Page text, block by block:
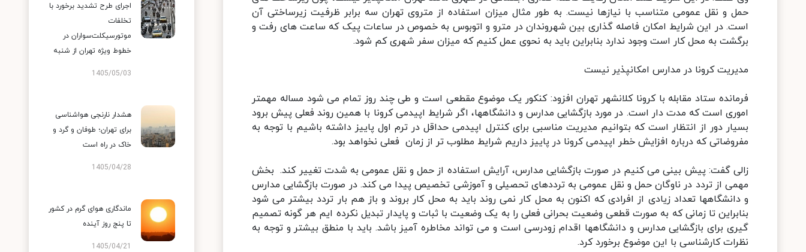
حمل و نقل عمومی متناسب با نیازها نیست. به طور مثال میزان استفاده از متروی تهران سه برابر ظرفیت زیرساختی آن
است. در این شرایط امکان فاصله گذاری بین شهروندان در مترو و اتوبوس به خصوص در ساعات پیک که ساعت های رفت و
برگشت به محل کار است وجود ندارد بنابراین باید به نحوی عمل کنیم که میزان سفر شهری کم شود.
مدیریت کرونا در مدارس امکانپذیر نیست
فرمانده ستاد مقابله با کرونا کلانشهر تهران افزود: کنکور یک موضوع مقطعی است و طی چند روز تمام می شود مساله مهمتر
اموری است که مدت دار است. در مورد بازگشایی مدارس و دانشگاهها، اگر شرایط اپیدمی کرونا با همین روند فعلی پیش برود
بسیار دور از انتظار است که بتوانیم مدیریت مناسبی برای کنترل اپیدمی حداقل در ترم اول پاییز داشته باشیم با توجه به
مفروضاتی که درباره افزایش خطر اپیدمی کرونا در پاییز داریم شرایط مطلوب تر از زمان فعلی نخواهد بود.
زالی گفت: پیش بینی می کنیم در صورت بازگشایی مدارس، آرایش استفاده از حمل و نقل عمومی به شدت تغییر کند. بخش
مهمی از تردد در ناوگان حمل و نقل عمومی به ترددهای تحصیلی و آموزشی تخصیص پیدا می کند. در صورت بازگشایی مدارس
و دانشگاهها تعداد زیادی از افرادی که اکنون به محل کار نمی روند باید به محل کار بروند و باز هم بار تردد بیشتر می شود
بنابراین تا زمانی که به صورت قطعی وضعیت بحرانی فعلی را به یک وضعیت با ثبات و پایدار تبدیل نکرده ایم هر گونه تصمیم
گیری برای بازگشایی مدارس و دانشگاهها اقدام زودرسی است و می تواند مخاطره آمیز باشد. باید با منطق بیشتر و توجه به
نظرات کارشناسی با این موضوع برخورد کرد.
اجرای طرح تشدید برخورد با
تخلفات
موتورسیکلت‌سواران در
خطوط ویژه تهران از شنبه
1405/05/03
هشدار نارنجی هواشناسی
برای تهران؛ طوفان و گرد و
خاک در راه است
1405/04/28
ماندگاری هوای گرم در کشور
تا پنج روز آینده
1405/04/21